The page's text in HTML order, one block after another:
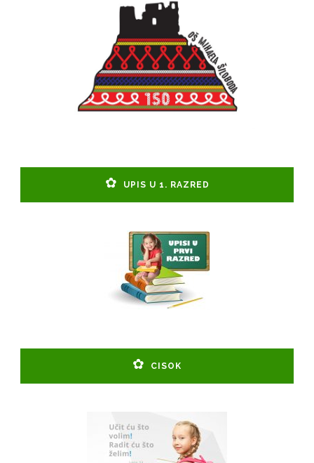
UPIS U 1. RAZRED
CISOK